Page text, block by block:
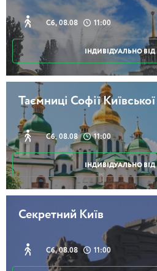
Сб, 08.08 11:00
ІНДИВІДУАЛЬНО ВІД
Таємниці Софії Київської
Сб, 08.08 11:00
ІНДИВІДУАЛЬНО ВІД
Секретний Київ
Сб, 08.08 11:00